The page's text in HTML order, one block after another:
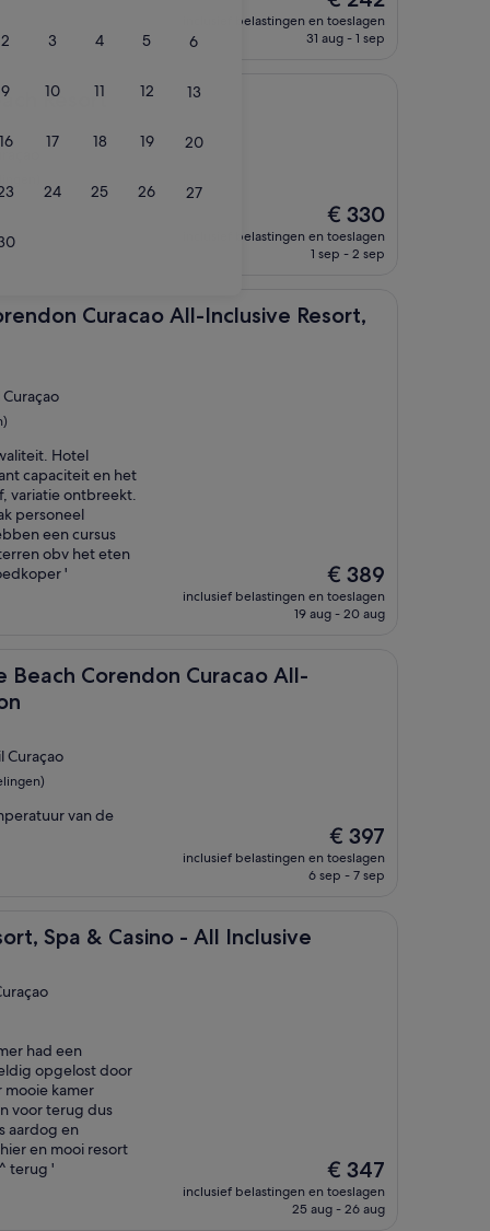
2 3 4 5 6
9 10 11 12 13
16 17 18 19 20
24 25 26 27
prijs
is
inclusief belastingen en toeslagen
31 aug - 1 sep
Resort
De
prijs
is
€ 330
inclusief belastingen en toeslagen
1 sep - 2 sep
Curacao All-Inclusive Resort,
All-Inclusive Resort, Curio by Hilton
Hotel
capaciteit en het
variatie ontbreekt.
personeel
een cursus
obv het eten
'
De
prijs
is
€ 389
inclusief belastingen en toeslagen
19 aug - 20 aug
Beach Corendon Curacao All-
Curacao All-Inclusive, Curio by Hilton
Curaçao
van de
De
prijs
is
€ 397
inclusief belastingen en toeslagen
6 sep - 7 sep
Spa & Casino - All Inclusive
Casino - All Inclusive
had een
opgelost door
mooie kamer
voor terug dus
aardog en
en mooi resort
terug '
De
prijs
is
€ 347
inclusief belastingen en toeslagen
25 aug - 26 aug